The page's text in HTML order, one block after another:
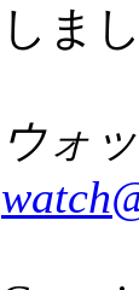
しま
ウォ